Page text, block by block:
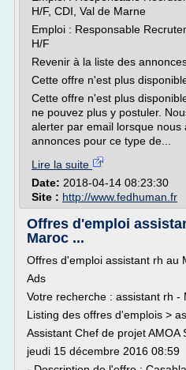
H/F, CDI, Val de Marne
Emploi : Responsable
H/F
Revenir à la liste des
Cette offre n'est plus
Cette offre n'est plus
ne pouvez plus y postuler.
alerter par email lorsque nous
annonces pour ce type de...
Lire la suite
Date: 2018-04-14 08:23:30
Site : http://www.fedhuman.fr
Offres d'emploi
Maroc ...
Offres d'emploi assistant rh au
Ads
Votre recherche : assistant rh -
Listing des offres d'emplois >
Assistant Chef de projet AMOA
jeudi 15 décembre 2016 08:59